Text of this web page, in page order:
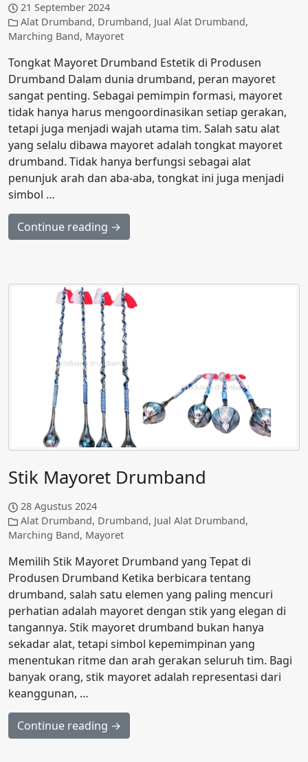
21 September 2024
Alat Drumband, Drumband, Jual Alat Drumband,
Marching Band, Mayoret
Tongkat Mayoret Drumband Estetik di Produsen
Drumband Dalam dunia drumband, peran mayoret
sangat penting. Sebagai pemimpin formasi, mayoret
tidak hanya harus mengoordinasikan setiap gerakan,
tetapi juga menjadi wajah utama tim. Salah satu alat
yang selalu dibawa mayoret adalah tongkat mayoret
drumband. Tidak hanya berfungsi sebagai alat
penunjuk arah dan aba-aba, tongkat ini juga menjadi
simbol …
Continue reading →
Stik Mayoret Drumband
28 Agustus 2024
Alat Drumband, Drumband, Jual Alat Drumband,
Marching Band, Mayoret
Memilih Stik Mayoret Drumband yang Tepat di
Produsen Drumband Ketika berbicara tentang
drumband, salah satu elemen yang paling mencuri
perhatian adalah mayoret dengan stik yang elegan di
tangannya. Stik mayoret drumband bukan hanya
sekadar alat, tetapi simbol kepemimpinan yang
menentukan ritme dan arah gerakan seluruh tim. Bagi
banyak orang, stik mayoret adalah representasi dari
keanggunan, …
Continue reading →